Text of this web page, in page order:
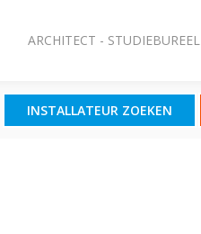
ARCHITECT - STUDIEBUREEL
INSTALLATEUR ZOEKEN